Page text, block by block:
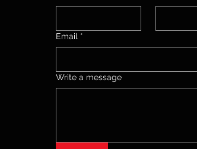
Email *
Write a message